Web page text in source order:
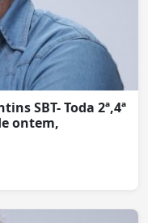
SBT- Toda 2ª,4ª
ontem,